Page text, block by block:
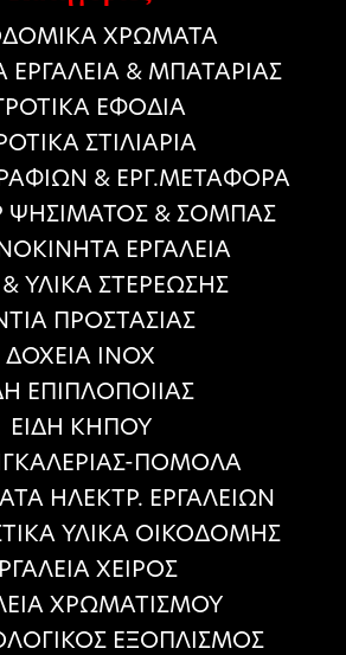
ΧΡΩΜΑΤΑ
ΕΡΓΑΛΕΙΑ & ΜΠΑΤΑΡΙΑΣ
ΕΦΟΔΙΑ
ΣΤΙΛΙΑΡΙΑ
& ΕΡΓ.ΜΕΤΑΦΟΡΑ
ΨΗΣΙΜΑΤΟΣ & ΣΟΜΠΑΣ
ΕΡΓΑΛΕΙΑ
& ΥΛΙΚΑ ΣΤΕΡΕΩΣΗΣ
ΠΡΟΣΤΑΣΙΑΣ
ΔΟΧΕΙΑ ΙΝΟΧ
ΕΠΙΠΛΟΠΟΙΙΑΣ
ΕΙΔΗ ΚΗΠΟΥ
ΠΟΜΟΛΑ
ΗΛΕΚΤΡ. ΕΡΓΑΛΕΙΩΝ
ΥΛΙΚΑ ΟΙΚΟΔΟΜΗΣ
ΧΕΙΡΟΣ
ΧΡΩΜΑΤΙΣΜΟΥ
ΕΞΟΠΛΙΣΜΟΣ